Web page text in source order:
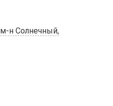
н Солнечный,